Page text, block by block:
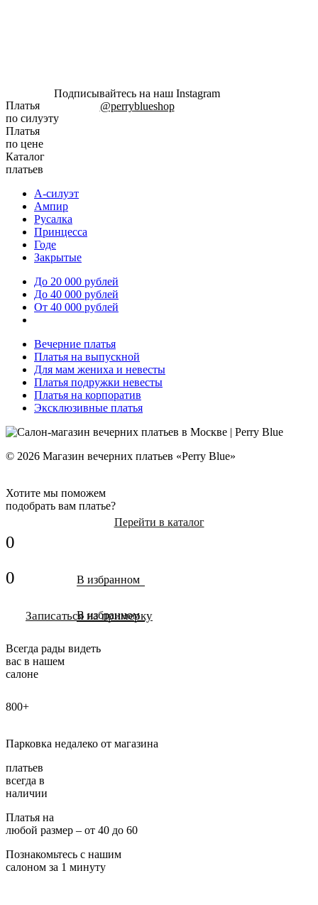
Подписывайтесь на наш Instagram
@perryblueshop
Платья
по силуэту
Платья
по цене
Каталог
платьев
А-силуэт
Ампир
Русалка
Принцесса
Годе
Закрытые
До 20 000 рублей
До 40 000 рублей
От 40 000 рублей
Вечерние платья
Платья на выпускной
Для мам жениха и невесты
Платья подружки невесты
Платья на корпоратив
Эксклюзивные платья
© 2026 Магазин вечерних платьев «Perry Blue»
Хотите мы поможем
подобрать вам платье?
Перейти в каталог
0
В избранном
0
В избранном
Записаться на примерку
Всегда рады видеть
вас в нашем
салоне
800+
Парковка недалеко от магазина
платьев
всегда в
наличии
Платья на
любой размер – от 40 до 60
Познакомьтесь с нашим
салоном за 1 минуту